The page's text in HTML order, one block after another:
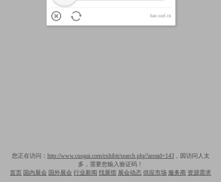
您正在访问： http://www.cuogai.com/exhibit/search.php?areaid=143，因访问人太
多，需要您输入验证码！
首页 国内展会 国外展会 行业新闻 找展馆 展会动态 供应市场 服务商 资源需求
hao.sud.cn